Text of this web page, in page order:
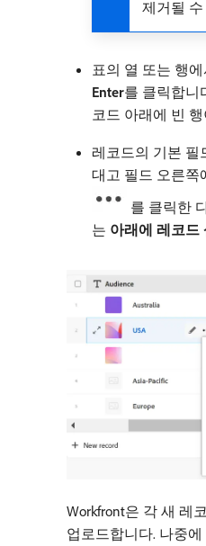
제거될
표의 열 또는 행
Enter를 클릭합니
코드 아래에 빈
레코드의 기본 필
대고 필드 오른쪽
를 클릭한
는 아래에 레코드
Workfront은 각 새 레
업로드합니다. 나중